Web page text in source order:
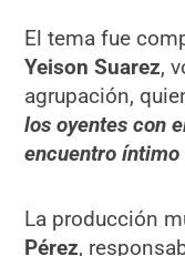
El tema fue
Yeison Suarez,
agrupación,
los oyentes con
encuentro íntimo
La producción
Pérez,